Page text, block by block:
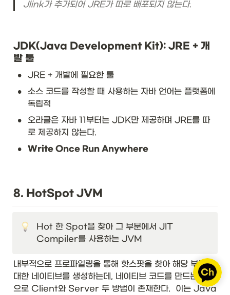
Jlink가 추가되어 JRE가 따로 배포되지 않는다.
JDK(Java Development Kit): JRE + 개
발 툴
• JRE + 개발에 필요한 툴
•
소스 코드를 작성할 때 사용하는 자바 언어는 플랫폼에
독립적
•
오라클은 자바 11부터는 JDK만 제공하며 JRE를 따
로 제공하지 않는다.
• Write Once Run Anywhere
8. HotSpot JVM
Hot 한 Spot을 찾아 그 부분에서 JIT
Compiler를 사용하는 JVM
내부적으로 프로파일링을 통해 핫스팟을 찾아 해당 부분에
대한 네이티브를 생성하는데, 네이티브 코드를 만드는 방법
으로 Client와 Server 두 방법이 존재한다.  이는 Java